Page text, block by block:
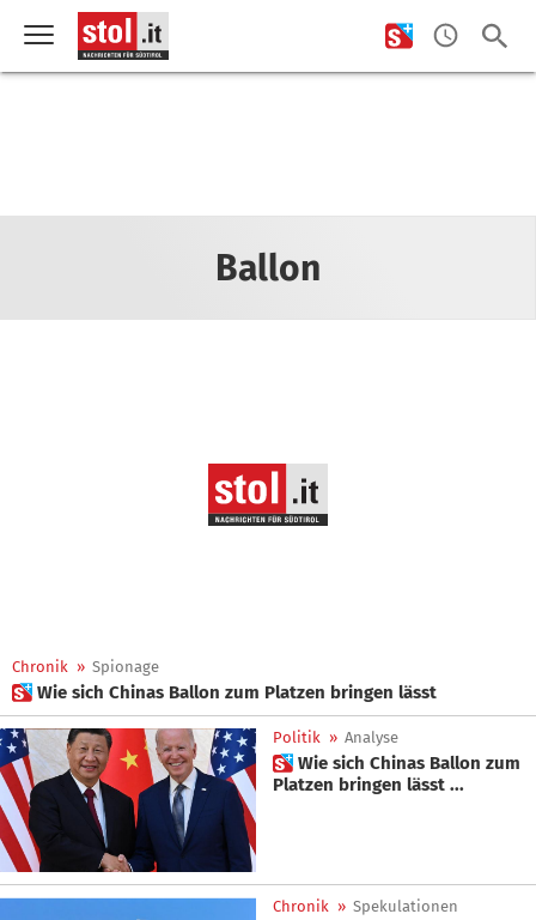
Ballon
Chronik » Spionage
 Wie sich Chinas Ballon zum Platzen bringen lässt
Politik » Analyse
 Wie sich Chinas Ballon zum
Platzen bringen lässt ...
Chronik » Spekulationen